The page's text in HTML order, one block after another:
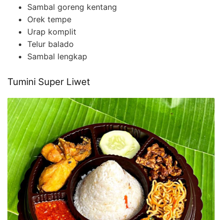
Sambal goreng kentang
Orek tempe
Urap komplit
Telur balado
Sambal lengkap
Tumini Super Liwet